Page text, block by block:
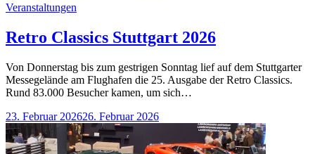
Categories
Veranstaltungen
Retro Classics Stuttgart 2026
Von Donnerstag bis zum gestrigen Sonntag lief auf dem Stuttgarter
Messegelände am Flughafen die 25. Ausgabe der Retro Classics.
Rund 83.000 Besucher kamen, um sich…
23. Februar 202626. Februar 2026